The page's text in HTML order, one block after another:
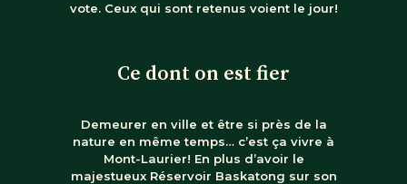
vote. Ceux qui sont retenus voient le jour!
Ce dont on est fier
Demeurer en ville et être si près de la
nature en même temps… c’est ça vivre à
Mont-Laurier! En plus d’avoir le
majestueux Réservoir Baskatong sur son